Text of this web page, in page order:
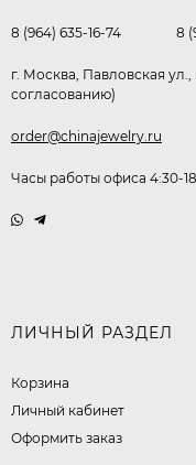
8 (964) 635-16-74 8
г. Москва, Павловская
согласованию)
order@chinajewelry.ru
Часы работы офиса 4:30-
ЛИЧНЫЙ РАЗДЕЛ
Корзина
Личный кабинет
Оформить заказ